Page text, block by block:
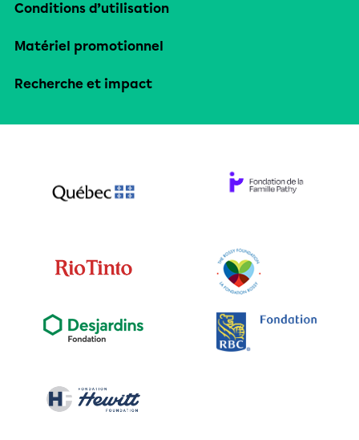
Conditions d’utilisation
Matériel promotionnel
Recherche et impact